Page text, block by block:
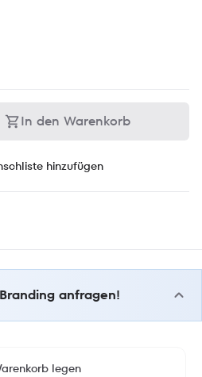
In den Warenkorb
hinzufügen
anfragen!
legen